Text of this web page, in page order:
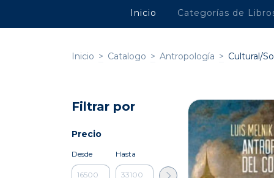
Inicio Categorías de
Inicio > Catalogo > Antropología > Cultural/
Filtrar por
Precio
Desde Hasta